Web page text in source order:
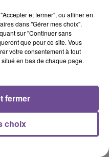
des associations de
Létocart (Conseillère
à la santé et
sur les bienfaits de
clubs.
et fermer", ou affiner en
dans "Gérer mes choix".
sur "Continuer sans
que pour ce site. Vous
votre consentement à tout
en bas de chaque page.
choix
fermer